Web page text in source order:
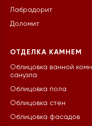
Лабрадорит
Доломит
ОТДЕЛКА КАМНЕМ
Облицовка ванной
санузла
Облицовка пола
Облицовка стен
Облицовка фасадов